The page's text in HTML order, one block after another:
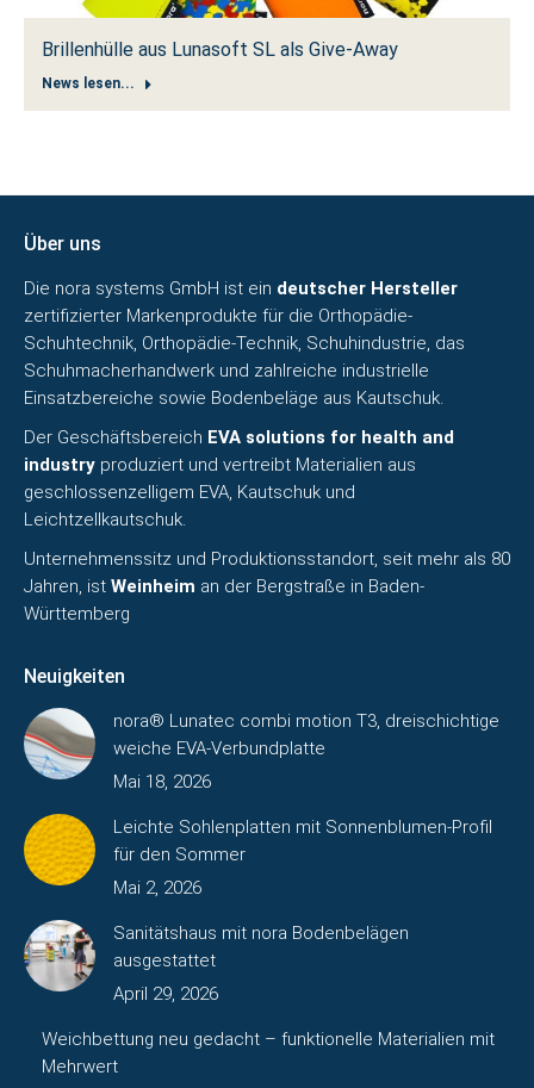
Brillenhülle aus Lunasoft SL als Give-Away
News lesen...
Über uns
Die nora systems GmbH ist ein deutscher Hersteller
zertifizierter Markenprodukte für die Orthopädie-
Schuhtechnik, Orthopädie-Technik, Schuhindustrie, das
Schuhmacherhandwerk und zahlreiche industrielle
Einsatzbereiche sowie Bodenbeläge aus Kautschuk.
Der Geschäftsbereich EVA solutions for health and
industry produziert und vertreibt Materialien aus
geschlossenzelligem EVA, Kautschuk und
Leichtzellkautschuk.
Unternehmenssitz und Produktionsstandort, seit mehr als 80
Jahren, ist Weinheim an der Bergstraße in Baden-
Württemberg
Neuigkeiten
nora® Lunatec combi motion T3, dreischichtige
weiche EVA-Verbundplatte
Mai 18, 2026
Leichte Sohlenplatten mit Sonnenblumen-Profil
für den Sommer
Mai 2, 2026
Sanitätshaus mit nora Bodenbelägen
ausgestattet
April 29, 2026
Weichbettung neu gedacht – funktionelle Materialien mit
Mehrwert